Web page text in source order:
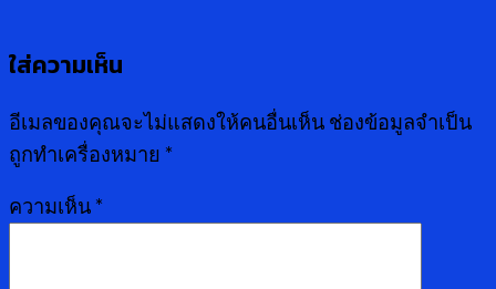
ใส่ความเห็น
อีเมลของคุณจะไม่แสดงให้คนอื่นเห็น ช่องข้อมูลจำเป็น
ถูกทำเครื่องหมาย *
ความเห็น *